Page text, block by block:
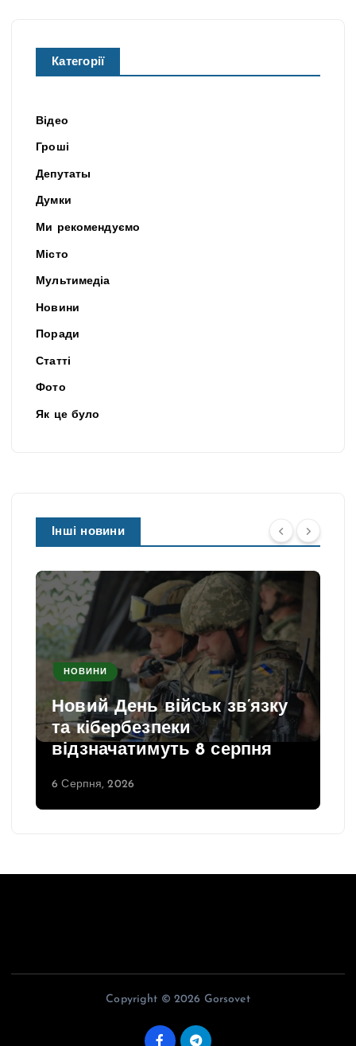
Категорії
Відео
Гроші
Депутаты
Думки
Ми рекомендуємо
Місто
Мультимедіа
Новини
Поради
Статті
Фото
Як це було
Інші новини
НОВИНИ
Новий День військ зв’язку
та кібербезпеки
відзначатимуть 8 серпня
6 Серпня, 2026
Copyright © 2026 Gorsovet